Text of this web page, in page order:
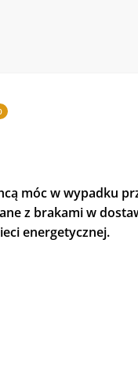
móc w wypadku
z brakami w
energetycznej.